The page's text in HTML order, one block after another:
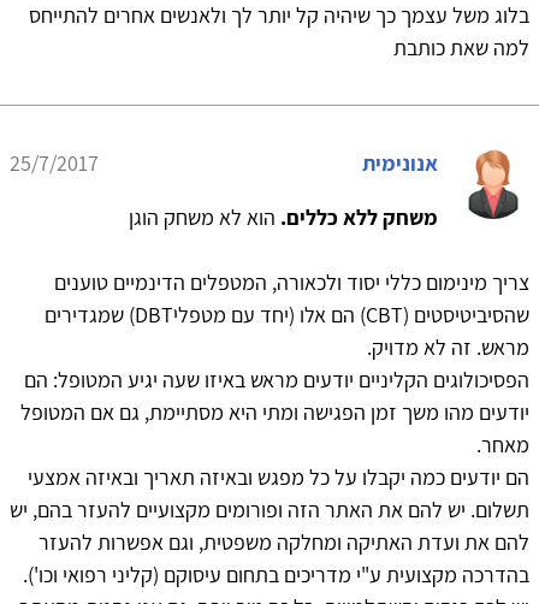
בלוג משל עצמך כך שיהיה קל יותר לך ולאנשים אחרים להתייחס
למה שאת כותבת
אנונימית
25/7/2017
משחק ללא כללים. הוא לא משחק הוגן
צריך מינימום כללי יסוד ולכאורה, המטפלים הדינמיים טוענים
שהסיביטיסטים (CBT) הם אלו (יחד עם מטפליDBTׂ) שמגדירים
מראש. זה לא מדויק.
הפסיכולוגים הקליניים יודעים מראש באיזו שעה יגיע המטופל: הם
יודעים מהו משך זמן הפגישה ומתי היא מסתיימת, גם אם המטופל
מאחר.
הם יודעים כמה יקבלו על כל מפגש ובאיזה תאריך ובאיזה אמצעי
תשלום. יש להם את האתר הזה ופורומים מקצועיים להעזר בהם, יש
להם את ועדת האתיקה ומחלקה משפטית, וגם אפשרות להעזר
בהדרכה מקצועית ע"י מדריכים בתחום עיסוקם (קליני רפואי וכו').